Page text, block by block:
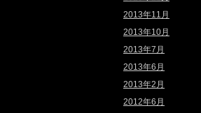
2013年11月
2013年10月
2013年7月
2013年6月
2013年2月
2012年6月